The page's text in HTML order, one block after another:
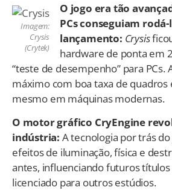
Imagem:
Crysis
(Crytek)
O jogo era tão
PCs conseguiam
lançamento: Crysis
hardware de ponta em
“teste de desempenho” para PCs.
máximo com boa taxa de quadros
mesmo em máquinas modernas.
O motor gráfico CryEngine
indústria: A tecnologia por trás
efeitos de iluminação, física e
antes, influenciando futuros
licenciado para outros estúdios.